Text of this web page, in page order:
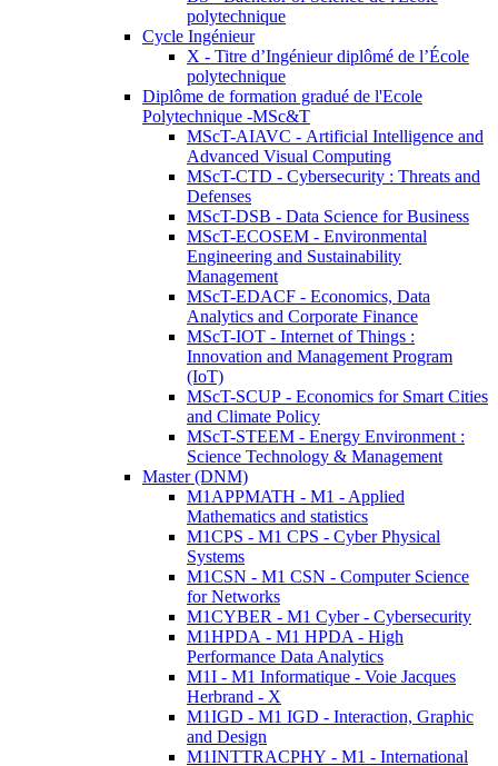
polytechnique
Cycle Ingénieur
X - Titre d’Ingénieur diplômé de l’École
polytechnique
Diplôme de formation gradué de l'Ecole
Polytechnique -MSc&T
MScT-AIAVC - Artificial Intelligence and
Advanced Visual Computing
MScT-CTD - Cybersecurity : Threats and
Defenses
MScT-DSB - Data Science for Business
MScT-ECOSEM - Environmental
Engineering and Sustainability
Management
MScT-EDACF - Economics, Data
Analytics and Corporate Finance
MScT-IOT - Internet of Things :
Innovation and Management Program
(IoT)
MScT-SCUP - Economics for Smart Cities
and Climate Policy
MScT-STEEM - Energy Environment :
Science Technology & Management
Master (DNM)
M1APPMATH - M1 - Applied
Mathematics and statistics
M1CPS - M1 CPS - Cyber Physical
Systems
M1CSN - M1 CSN - Computer Science
for Networks
M1CYBER - M1 Cyber - Cybersecurity
M1HPDA - M1 HPDA - High
Performance Data Analytics
M1I - M1 Informatique - Voie Jacques
Herbrand - X
M1IGD - M1 IGD - Interaction, Graphic
and Design
M1INTTRACPHY - M1 - International